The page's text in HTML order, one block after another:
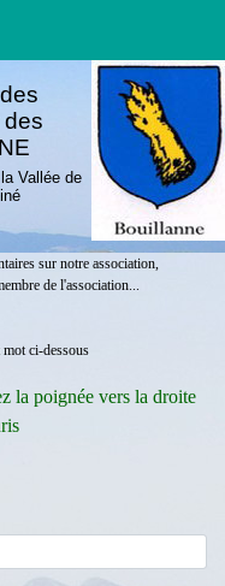
des
Vallée de
sur notre association,
de l'association...
ci-dessous
la poignée vers la droite